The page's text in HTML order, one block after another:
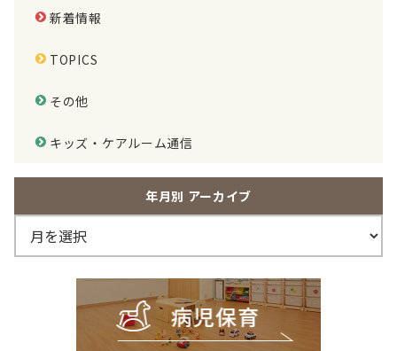
新着情報
TOPICS
その他
キッズ・ケアルーム通信
年⽉別 アーカイブ